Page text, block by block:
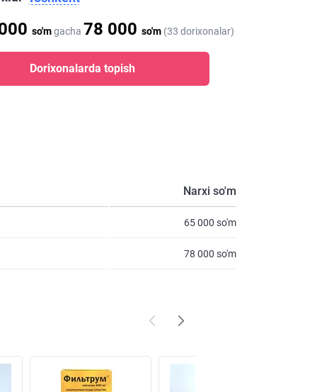
so'mgacha 78 000 so'm (33 dorixonalar)
Dorixonalarda topish
Narxi so'm
65 000 so'm
78 000 so'm